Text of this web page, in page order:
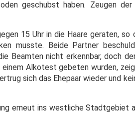
geschubst haben. Zeugen
15 Uhr in die Haare geraten,
musste. Beide Partner
Beamten nicht erkennbar, doch
Alkotest gebeten wurden,
sich das Ehepaar wieder und
erneut ins westliche Stadtgebiet